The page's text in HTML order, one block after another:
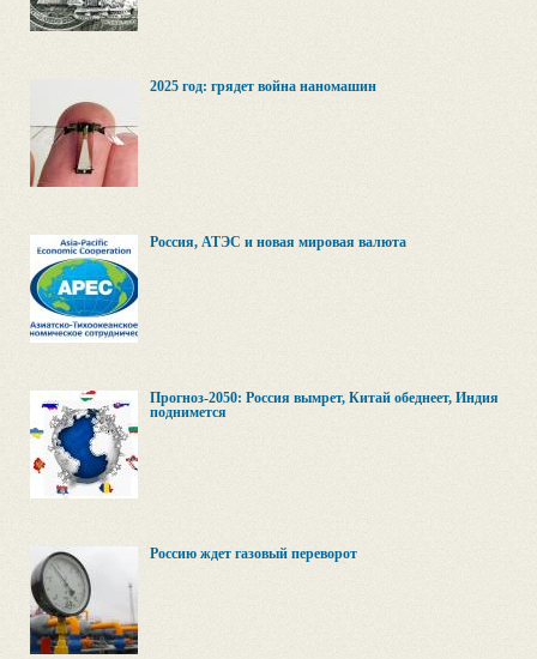
2025 год: грядет война наномашин
Россия, АТЭС и новая мировая валюта
Прогноз-2050: Россия вымрет, Китай обеднеет, Индия
поднимется
Россию ждет газовый переворот